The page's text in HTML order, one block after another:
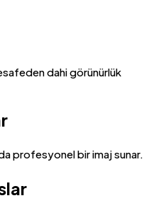
dahi görünürlük
profesyonel bir imaj sunar.